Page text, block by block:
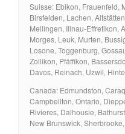
Suisse: Ebikon, Frauenfeld,
Birsfelden, Lachen,
Mellingen, Illnau-Effretikon,
Morges, Leuk, Murten,
Losone, Toggenburg,
Zollikon, Pfäffikon,
Davos, Reinach, Uzwil,
Canada: Edmundston,
Campbellton, Ontario,
Rivieres, Dalhousie,
New Brunswick,